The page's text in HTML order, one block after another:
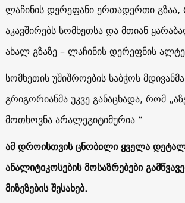
ლაჩინის დერეფანი ერთადერთი
აკავშირებს სომხეთსა და მთიან
ახალ გზაზე – ლაჩინის დერეფნის
სომხეთის უშიშროების საბჭოს
გრიგორიანმა უკვე განაცხადა, რომ
მოთხოვნა არალეგიტიმურია.“
ამ დროისთვის ცნობილი ყველა
ანალიტიკოსების მოსაზრებები
მიზეზების შესახებ.